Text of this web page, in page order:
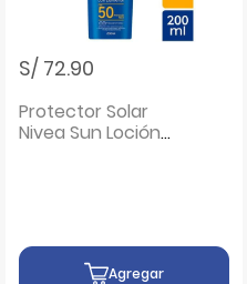
S/ 72.90
Protector Solar
Nivea Sun Loción
Agregar